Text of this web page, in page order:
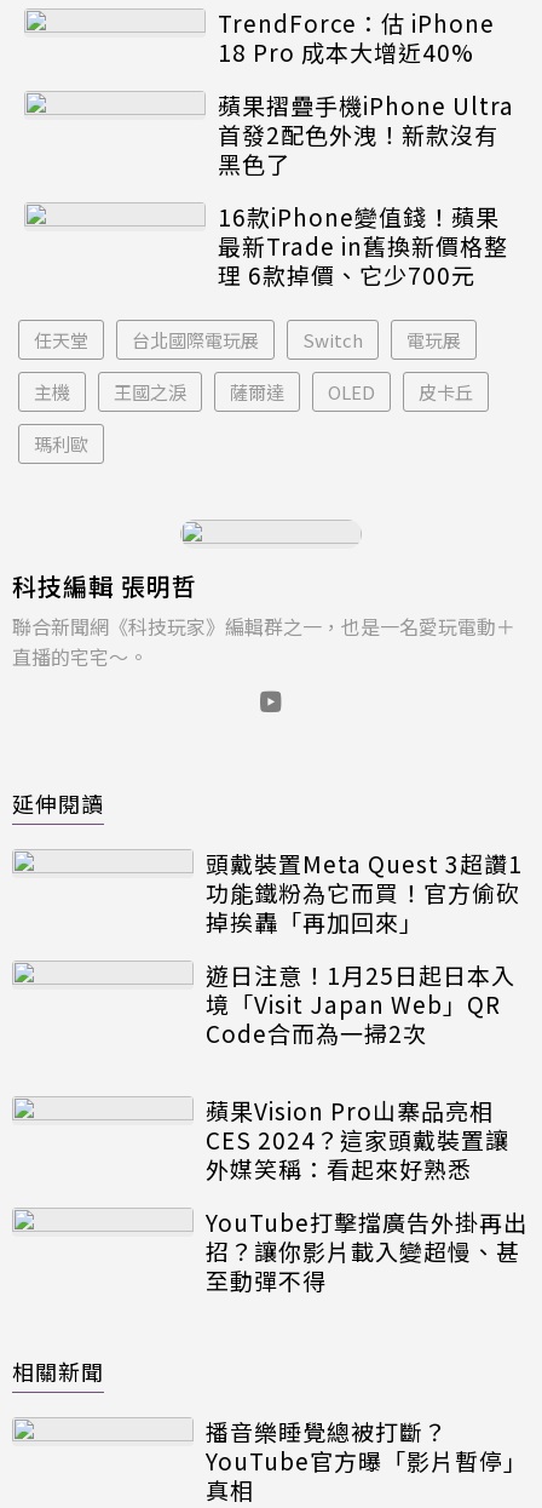
TrendForce：估 iPhone
18 Pro 成本大增近40%
蘋果摺疊手機iPhone Ultra
首發2配色外洩！新款沒有
黑色了
16款iPhone變值錢！蘋果
最新Trade in舊換新價格整
理 6款掉價、它少700元
任天堂 台北國際電玩展 Switch 電玩展
主機 王國之淚 薩爾達 OLED 皮卡丘
瑪利歐
科技編輯 張明哲
聯合新聞網《科技玩家》編輯群之一，也是一名愛玩電動＋
直播的宅宅～。
延伸閱讀
頭戴裝置Meta Quest 3超讚1
功能鐵粉為它而買！官方偷砍
掉挨轟「再加回來」
遊日注意！1月25日起日本入
境「Visit Japan Web」QR
Code合而為一掃2次
蘋果Vision Pro山寨品亮相
CES 2024？這家頭戴裝置讓
外媒笑稱：看起來好熟悉
YouTube打擊擋廣告外掛再出
招？讓你影片載入變超慢、甚
至動彈不得
相關新聞
播音樂睡覺總被打斷？
YouTube官方曝「影片暫停」
真相